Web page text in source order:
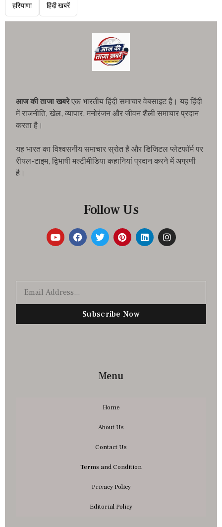
हरियाणा हिंदी खबरें
आज की ताजा खबरेएक भारतीय हिंदी समाचार वेबसाइट है। यह हिंदी
में राजनीति, खेल, व्यापार, मनोरंजन और जीवन शैली समाचार प्रदान
करता है।
यह भारत का विश्वसनीय समाचार स्रोत है और डिजिटल प्लेटफॉर्म पर
रीयल-टाइम, द्विभाषी मल्टीमीडिया कहानियां प्रदान करने में अग्रणी
है।
Follow Us
Subscribe Now
Menu
Home
About Us
Contact Us
Terms and Condition
Privacy Policy
Editorial Policy